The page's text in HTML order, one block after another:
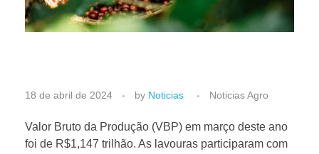
V
a
18 de abril de 2024 by Noticias Noticias Agro
Valor Bruto da Produção (VBP) em março deste ano
foi de R$1,147 trilhão. As lavouras participaram com